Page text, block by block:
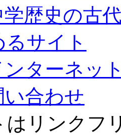
学歴史の古
サイト
ンターネッ
合わせ
はリンクフ